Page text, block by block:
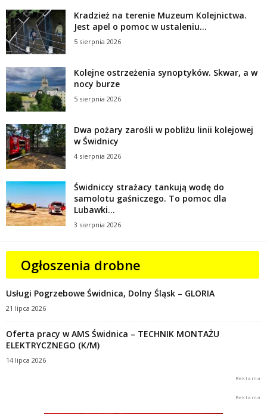
Kradzież na terenie Muzeum Kolejnictwa.
Jest apel o pomoc w ustaleniu...
5 sierpnia 2026
Kolejne ostrzeżenia synoptyków. Skwar, a w
nocy burze
5 sierpnia 2026
Dwa pożary zarośli w pobliżu linii kolejowej
w Świdnicy
4 sierpnia 2026
Świdniccy strażacy tankują wodę do
samolotu gaśniczego. To pomoc dla
Lubawki...
3 sierpnia 2026
Ogłoszenia drobne
Usługi Pogrzebowe Świdnica, Dolny Śląsk – GLORIA
21 lipca 2026
Oferta pracy w AMS Świdnica – TECHNIK MONTAŻU
ELEKTRYCZNEGO (K/M)
14 lipca 2026